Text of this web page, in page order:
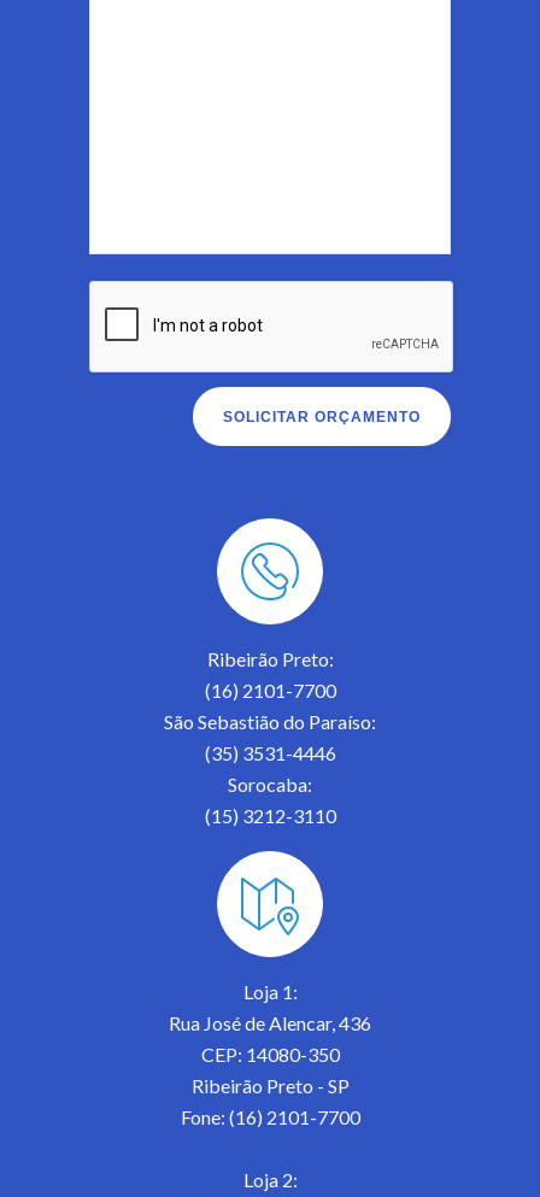
Ribeirão Preto:
(16) 2101-7700
São Sebastião do Paraíso:
(35) 3531-4446
Sorocaba:
(15) 3212-3110
Loja 1:
Rua José de Alencar, 436
CEP: 14080-350
Ribeirão Preto - SP
Fone: (16) 2101-7700
Loja 2: